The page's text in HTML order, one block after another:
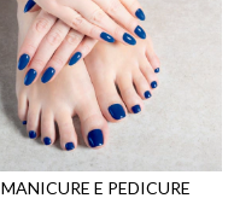
MANICURE E PEDICURE